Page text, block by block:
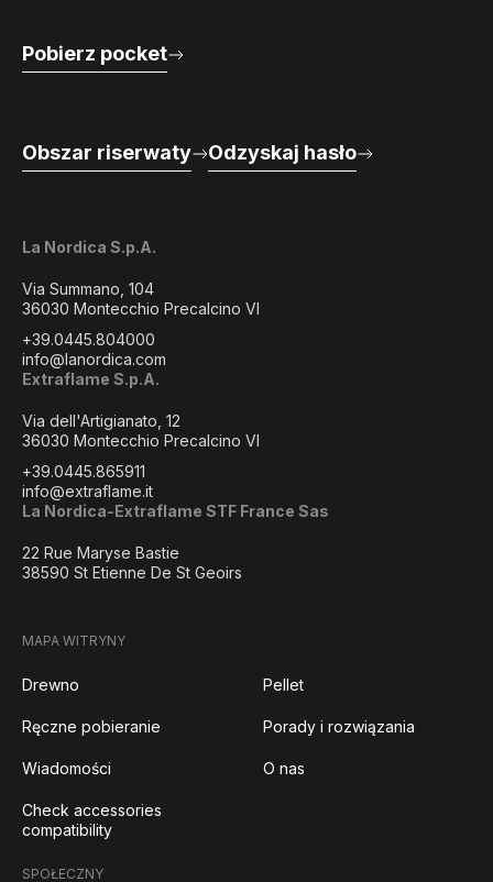
La Nordica S.p.A.
Via Summano, 104
36030 Montecchio Precalcino VI
+39.0445.804000
info@lanordica.com
Extraflame S.p.A.
Via dell'Artigianato, 12
36030 Montecchio Precalcino VI
+39.0445.865911
info@extraflame.it
La Nordica-Extraflame STF France Sas
22 Rue Maryse Bastie
38590 St Etienne De St Geoirs
Pobierz pocket
Obszar riserwaty Odzyskaj hasło
MAPA WITRYNY
Drewno Pellet
Ręczne pobieranie Porady i rozwiązania
Wiadomości O nas
Check accessories
compatibility
SPOŁECZNY